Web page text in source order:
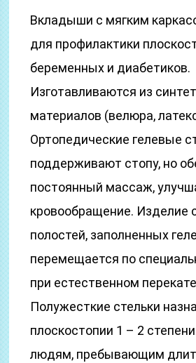
Вкладыши с мягким
для профилактики
беременных и диабетиков.
Изготавливаются из
материалов (велюра,
Ортопедические гелевые
поддерживают стопу, но
постоянный массаж,
кровообращение. Изделие
полостей, заполненных
перемещается по
при естественном
Полужесткие стельки
плоскостопии 1 – 2
людям, пребывающим